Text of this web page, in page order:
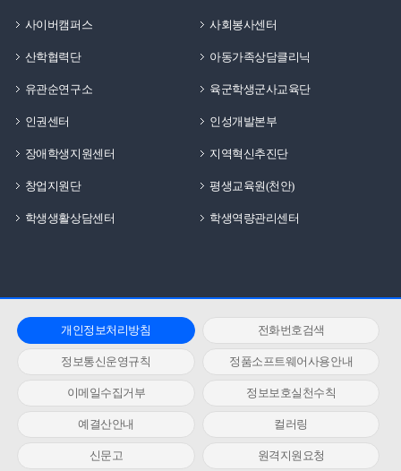
사이버캠퍼스 사회봉사센터
산학협력단 아동가족상담클리닉
유관순연구소 육군학생군사교육단
인권센터 인성개발본부
장애학생지원센터 지역혁신추진단
창업지원단 평생교육원(천안)
학생생활상담센터 학생역량관리센터
개인정보처리방침 전화번호검색
정보통신운영규칙 정품소프트웨어사용안내
이메일수집거부 정보보호실천수칙
예결산안내 컬러링
신문고 원격지원요청